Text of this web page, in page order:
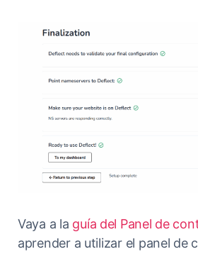
Vaya a la guía del Panel de
aprender a utilizar el panel de